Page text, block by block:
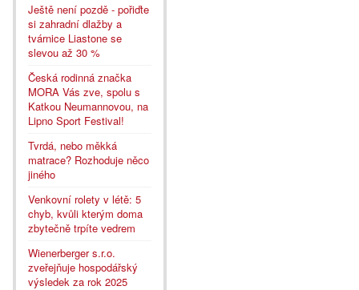
Ještě není pozdě - pořiďte
si zahradní dlažby a
tvárnice Liastone se
slevou až 30 %
Česká rodinná značka
MORA Vás zve, spolu s
Katkou Neumannovou, na
Lipno Sport Festival!
Tvrdá, nebo měkká
matrace? Rozhoduje něco
jiného
Venkovní rolety v létě: 5
chyb, kvůli kterým doma
zbytečně trpíte vedrem
Wienerberger s.r.o.
zveřejňuje hospodářský
výsledek za rok 2025